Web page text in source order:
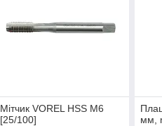
Мітчик VOREL HSS M6
[25/100]
мм,